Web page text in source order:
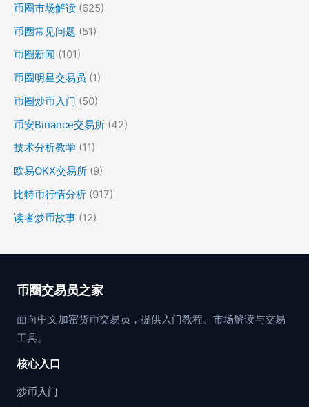
币圈市场解读 (625)
币圈常见问题 (51)
币圈新闻 (101)
币圈明星交易员 (1)
币圈炒币入门 (50)
币安Binance交易所 (42)
技术分析教学 (11)
欧易OKX交易所 (9)
比特币行情分析 (917)
读者炒币故事 (12)
币圈交易员之家
面向中文加密货币交易员，提供入门教程、市场解读与交易
工具。
核心入口
炒币入门